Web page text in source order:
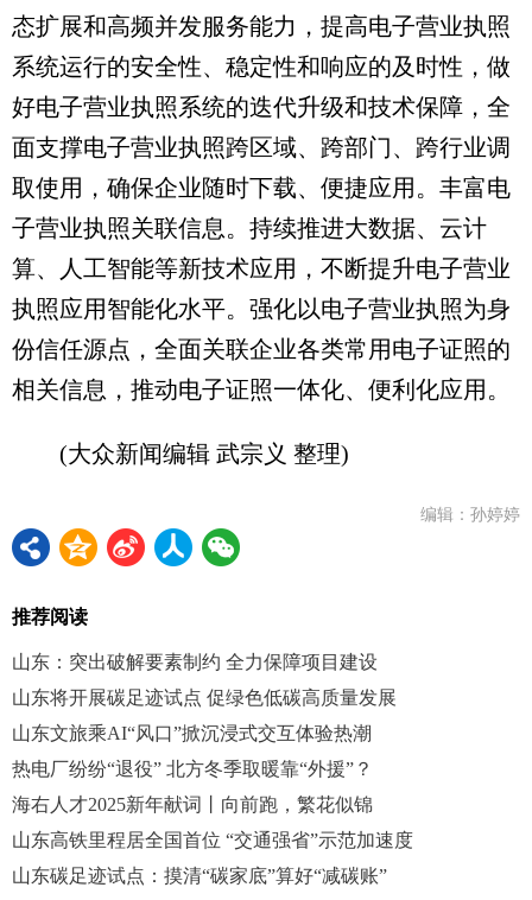
态扩展和高频并发服务能力，提高电子营业执照
系统运行的安全性、稳定性和响应的及时性，做
好电子营业执照系统的迭代升级和技术保障，全
面支撑电子营业执照跨区域、跨部门、跨行业调
取使用，确保企业随时下载、便捷应用。丰富电
子营业执照关联信息。持续推进大数据、云计
算、人工智能等新技术应用，不断提升电子营业
执照应用智能化水平。强化以电子营业执照为身
份信任源点，全面关联企业各类常用电子证照的
相关信息，推动电子证照一体化、便利化应用。
(大众新闻编辑 武宗义 整理)
编辑：孙婷婷
推荐阅读
山东：突出破解要素制约 全力保障项目建设
山东将开展碳足迹试点 促绿色低碳高质量发展
山东文旅乘AI“风口”掀沉浸式交互体验热潮
热电厂纷纷“退役” 北方冬季取暖靠“外援”？
海右人才2025新年献词丨向前跑，繁花似锦
山东高铁里程居全国首位 “交通强省”示范加速度
山东碳足迹试点：摸清“碳家底”算好“减碳账”